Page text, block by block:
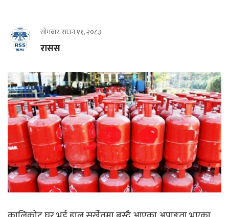
सोमबार, साउन ११, २०८३
रासस